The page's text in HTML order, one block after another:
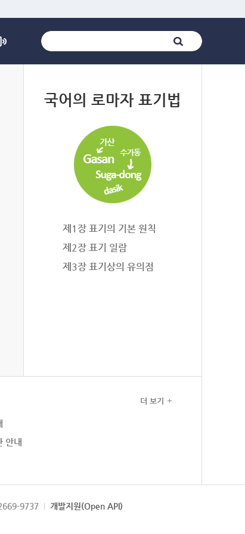
국어의 로마자 표기법
제1장 표기의 기본 원칙
제2장 표기 일람
제3장 표기상의 유의점
안내
더 보기
9737 개발지원(Open API)